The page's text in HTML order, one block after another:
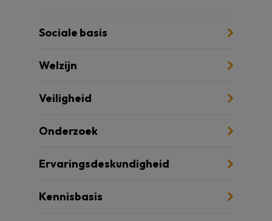
Sociale basis
Welzijn
Veiligheid
Onderzoek
Ervaringsdeskundigheid
Kennisbasis